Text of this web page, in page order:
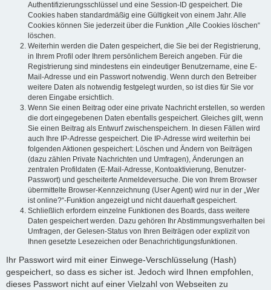
Authentifizierungsschlüssel und eine Session-ID gespeichert. Die
Cookies haben standardmäßig eine Gültigkeit von einem Jahr. Alle
Cookies können Sie jederzeit über die Funktion „Alle Cookies löschen“
löschen.
Weiterhin werden die Daten gespeichert, die Sie bei der Registrierung,
in Ihrem Profil oder Ihrem persönlichem Bereich angeben. Für die
Registrierung sind mindestens ein eindeutiger Benutzername, eine E-
Mail-Adresse und ein Passwort notwendig. Wenn durch den Betreiber
weitere Daten als notwendig festgelegt wurden, so ist dies für Sie vor
deren Eingabe ersichtlich.
Wenn Sie einen Beitrag oder eine private Nachricht erstellen, so werden
die dort eingegebenen Daten ebenfalls gespeichert. Gleiches gilt, wenn
Sie einen Beitrag als Entwurf zwischenspeichern. In diesen Fällen wird
auch Ihre IP-Adresse gespeichert. Die IP-Adresse wird weiterhin bei
folgenden Aktionen gespeichert: Löschen und Ändern von Beiträgen
(dazu zählen Private Nachrichten und Umfragen), Änderungen an
zentralen Profildaten (E-Mail-Adresse, Kontoaktivierung, Benutzer-
Passwort) und gescheiterte Anmeldeversuche. Die von Ihrem Browser
übermittelte Browser-Kennzeichnung (User Agent) wird nur in der „Wer
ist online?“-Funktion angezeigt und nicht dauerhaft gespeichert.
Schließlich erfordern einzelne Funktionen des Boards, dass weitere
Daten gespeichert werden. Dazu gehören Ihr Abstimmungsverhalten bei
Umfragen, der Gelesen-Status von Ihren Beiträgen oder explizit von
Ihnen gesetzte Lesezeichen oder Benachrichtigungsfunktionen.
Ihr Passwort wird mit einer Einwege-Verschlüsselung (Hash)
gespeichert, so dass es sicher ist. Jedoch wird Ihnen empfohlen,
dieses Passwort nicht auf einer Vielzahl von Webseiten zu